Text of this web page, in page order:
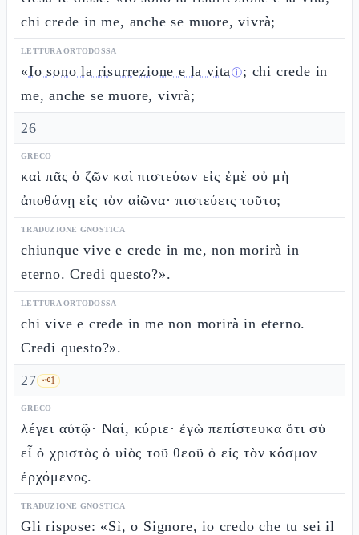
chi crede in me, anche se muore, vivrà;
LETTURA ORTODOSSA
«Io sono la risurrezione e la vitaⓘ; chi crede in
me, anche se muore, vivrà;
26
GRECO
καὶ πᾶς ὁ ζῶν καὶ πιστεύων εἰς ἐμὲ οὐ μὴ
ἀποθάνῃ εἰς τὸν αἰῶνα· πιστεύεις τοῦτο;
TRADUZIONE GNOSTICA
chiunque vive e crede in me, non morirà in
eterno. Credi questo?».
LETTURA ORTODOSSA
chi vive e crede in me non morirà in eterno.
Credi questo?».
27 🗝️1
GRECO
λέγει αὐτῷ· Ναί, κύριε· ἐγὼ πεπίστευκα ὅτι σὺ
εἶ ὁ χριστὸς ὁ υἱὸς τοῦ θεοῦ ὁ εἰς τὸν κόσμον
ἐρχόμενος.
TRADUZIONE GNOSTICA
Gli rispose: «Sì, o Signore, io credo che tu sei il